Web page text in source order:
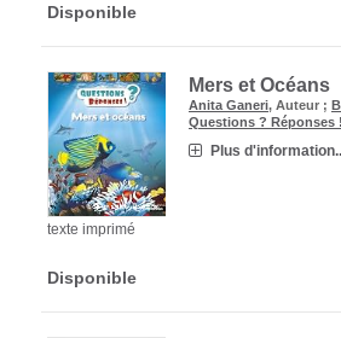
Disponible
texte imprimé
Mers et Océans
Anita Ganeri, Auteur ;
Questions ? Réponses
Plus
Disponible